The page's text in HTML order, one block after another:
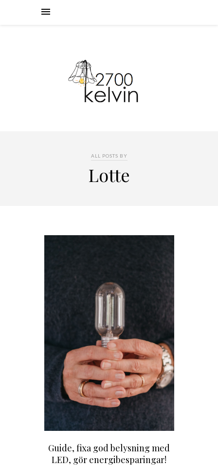
ALL POSTS BY
Lotte
Guide, fixa god belysning med
LED, gör energibesparing​ar!